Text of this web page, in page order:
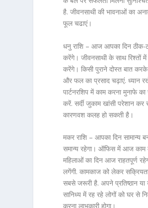
है. जीवनसाथी की भावनाओं का
फूल चढाएं।
धनु राशि – आज आपका दिन ठीक-
करेंगे। जीवनसाथी के साथ रिश्तों
करेंगे। किसी पुराने दोस्त बात
और फल का प्रसाद चढ़ाएं. ध्यान
पार्टनरशिप में काम करना मुनाफे
करें. सर्दी जुकाम खांसी परेशान
कारणवश कलह हो सकती है।
मकर राशि – आपका दिन
समान्य रहेगा। ऑफिस में आज काम
महिलाओं का दिन आज राहतपूर्ण
लगेंगी. कामकाज को लेकर
सबसे जरूरी है. अपने प्रतिष्ठान
सानिध्य में रह रहे लोगों को घर से
करना लाभकारी होगा।